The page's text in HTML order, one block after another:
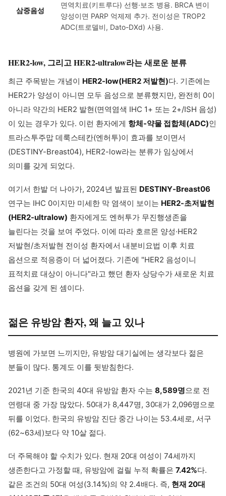
삼중음성
면역치료(키트루다) 선행·보조 병용. BRCA 변이
양성이면 PARP 억제제 추가. 전이성은 TROP2
ADC(트로델비, Dato-DXd) 사용.
HER2-low, 그리고 HER2-ultralow라는 새로운 분류
최근 주목받는 개념이 HER2-low(HER2 저발현)다. 기존에는
HER2가 양성이 아니면 모두 음성으로 분류했지만, 완전히 0이
아니라 약간의 HER2 발현(면역염색 IHC 1+ 또는 2+/ISH 음성)
이 있는 경우가 있다. 이런 환자에게 항체-약물 접합체(ADC)인
트라스투주맙 데룩스테칸(엔허투)이 효과를 보이면서
(DESTINY-Breast04), HER2-low라는 분류가 임상에서
의미를 갖게 되었다.
여기서 한발 더 나아가, 2024년 발표된 DESTINY-Breast06
연구는 IHC 0이지만 미세한 막 염색이 보이는 HER2-초저발현
(HER2-ultralow) 환자에게도 엔허투가 무진행생존을
늘린다는 것을 보여 주었다. 이에 따라 호르몬 양성·HER2
저발현/초저발현 전이성 환자에서 내분비요법 이후 치료
옵션으로 적응증이 더 넓어졌다. 기존에 "HER2 음성이니
표적치료 대상이 아니다"라고 했던 환자 상당수가 새로운 치료
옵션을 갖게 된 셈이다.
젊은 유방암 환자, 왜 늘고 있나
병원에 가보면 느끼지만, 유방암 대기실에는 생각보다 젊은
분들이 많다. 통계도 이를 뒷받침한다.
2021년 기준 한국의 40대 유방암 환자 수는 8,589명으로 전
연령대 중 가장 많았다. 50대가 8,447명, 30대가 2,096명으로
뒤를 이었다. 한국의 유방암 진단 중간 나이는 53.4세로, 서구
(62~63세)보다 약 10살 젊다.
더 주목해야 할 수치가 있다. 현재 20대 여성이 74세까지
생존한다고 가정할 때, 유방암에 걸릴 누적 확률은 7.42%다.
같은 조건의 50대 여성(3.14%)의 약 2.4배다. 즉, 현재 20대